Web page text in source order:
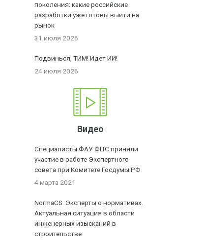
поколения: какие российские
разработки уже готовы выйти на
рынок
31 июля 2026
Подвинься, ТИМ! Идет ИИ!
24 июля 2026
Видео
Специалисты ФАУ ФЦС приняли
участие в работе Экспертного
совета при Комитете Госдумы РФ
4 марта 2021
NormaCS. Эксперты о нормативах.
Актуальная ситуация в области
инженерных изысканий в
строительстве